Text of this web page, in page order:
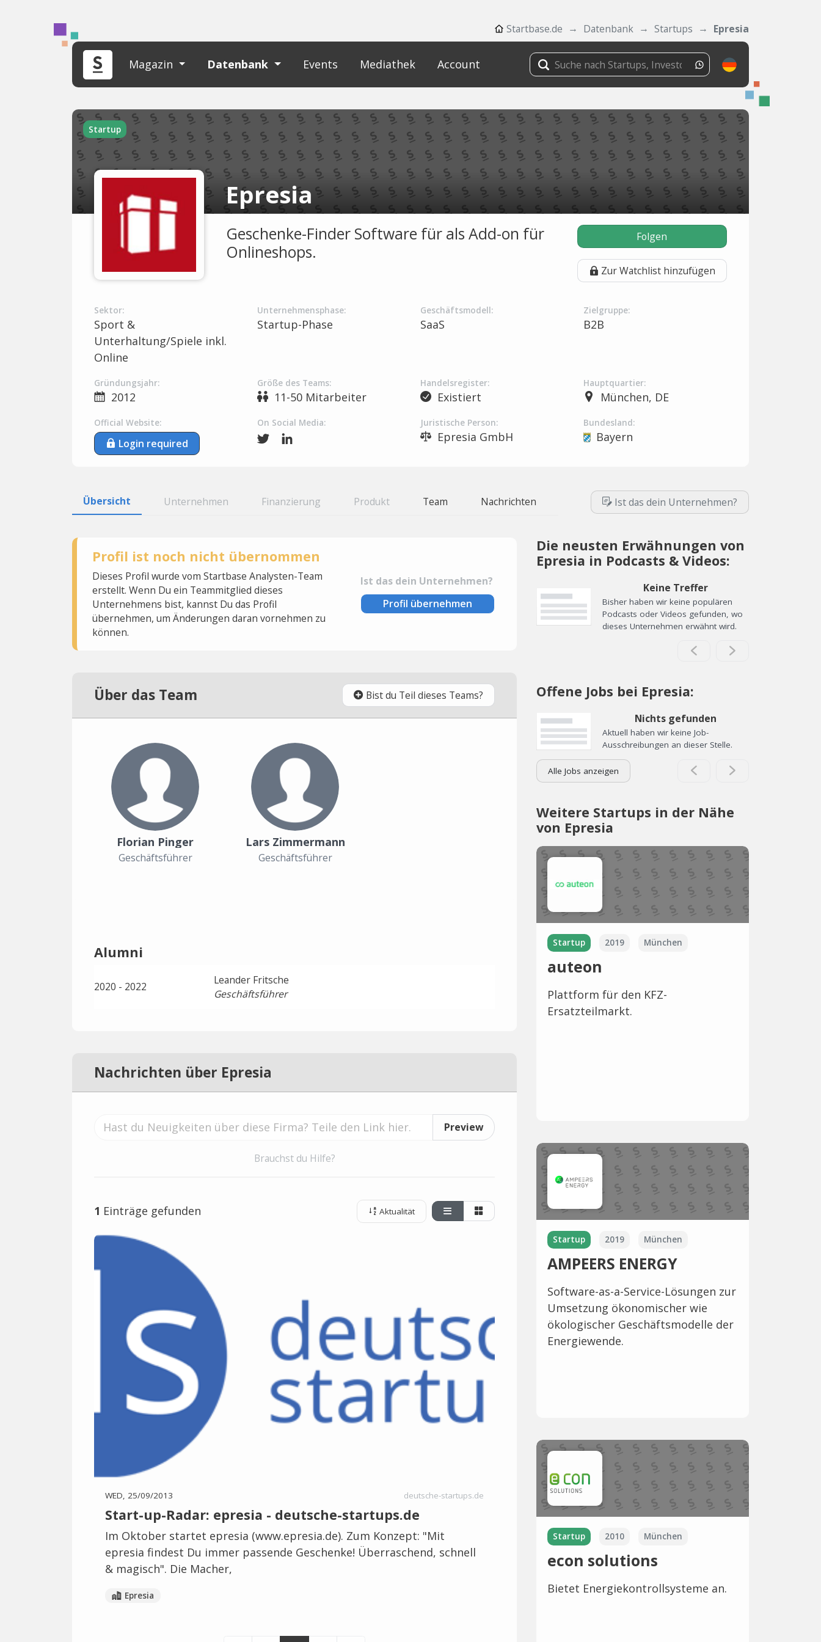
Startbase.de Datenbank Startups Epresia
Magazin Datenbank Events Mediathek Account
Startup
Epresia
Geschenke-Finder Software für als Add-on für
Onlineshops.
Folgen
Zur Watchlist hinzufügen
Sektor:
Sport &
Unterhaltung/Spiele inkl.
Online
Unternehmensphase:
Startup-Phase
Geschäftsmodell:
SaaS
Zielgruppe:
B2B
Gründungsjahr:
2012
Größe des Teams:
11-50 Mitarbeiter
Handelsregister:
Existiert
Hauptquartier:
München, DE
Official Website:
Login required
On Social Media: Juristische Person:
Epresia GmbH
Bundesland:
Bayern
Übersicht Unternehmen Finanzierung Produkt Team Nachrichten Ist das dein Unternehmen?
Profil ist noch nicht übernommen
Dieses Profil wurde vom Startbase Analysten-Team
erstellt. Wenn Du ein Teammitglied dieses
Unternehmens bist, kannst Du das Profil
übernehmen, um Änderungen daran vornehmen zu
können.
Ist das dein Unternehmen?
Profil übernehmen
Über das Team Bist du Teil dieses Teams?
Florian Pinger
Geschäftsführer
Lars Zimmermann
Geschäftsführer
Alumni
2020 - 2022
Leander Fritsche
Geschäftsführer
Nachrichten über Epresia
Preview
Brauchst du Hilfe?
1 Einträge gefunden Aktualität
WED, 25/09/2013 deutsche-startups.de
Start-up-Radar: epresia - deutsche-startups.de
Im Oktober startet epresia (www.epresia.de). Zum Konzept: "Mit
epresia findest Du immer passende Geschenke! Überraschend, schnell
& magisch". Die Macher,
Epresia
Die neusten Erwähnungen von
Epresia in Podcasts & Videos:
Keine Treffer
Bisher haben wir keine populären
Podcasts oder Videos gefunden, wo
dieses Unternehmen erwähnt wird.
Offene Jobs bei Epresia:
Nichts gefunden
Aktuell haben wir keine Job-
Ausschreibungen an dieser Stelle.
Alle Jobs anzeigen
Weitere Startups in der Nähe
von Epresia
Startup 2019 München
auteon
Plattform für den KFZ-
Ersatzteilmarkt.
Startup 2019 München
AMPEERS ENERGY
Software-as-a-Service-Lösungen zur
Umsetzung ökonomischer wie
ökologischer Geschäftsmodelle der
Energiewende.
Startup 2010 München
econ solutions
Bietet Energiekontrollsysteme an.